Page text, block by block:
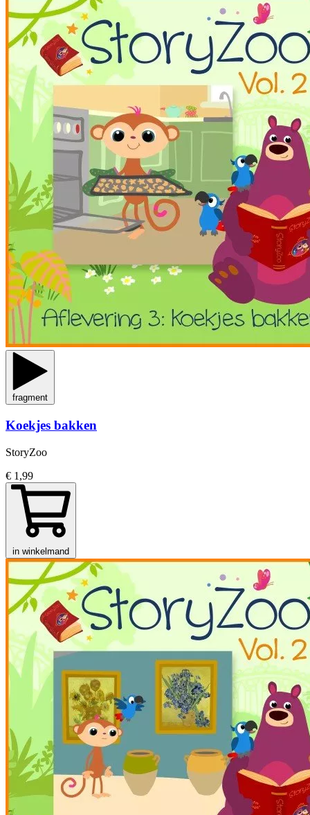
fragment
Koekjes bakken
StoryZoo
€ 1,99
in winkelmand